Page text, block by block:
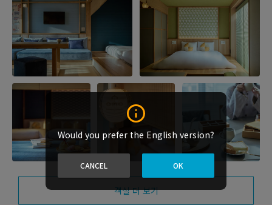
Would you prefer the English version?
CANCEL OK
객실 더 보기